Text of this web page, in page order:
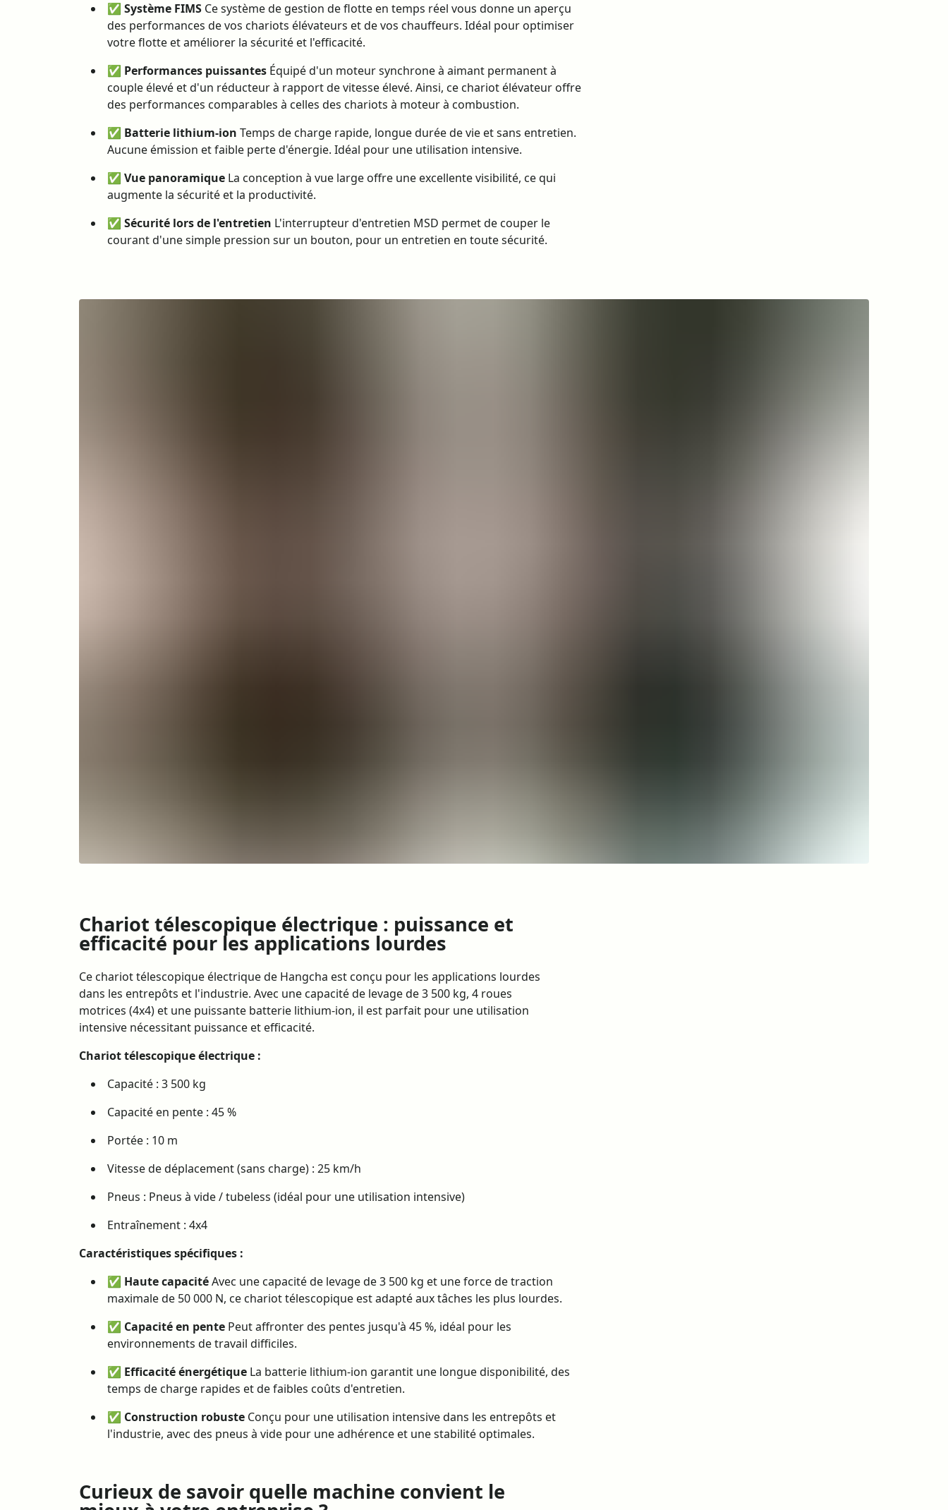
✅ Système FIMSCe système de gestion de flotte en temps réel vous donne un aperçu
des performances de vos chariots élévateurs et de vos chauffeurs. Idéal pour optimiser
votre flotte et améliorer la sécurité et l'efficacité.
✅ Performances puissantesÉquipé d'un moteur synchrone à aimant permanent à
couple élevé et d'un réducteur à rapport de vitesse élevé. Ainsi, ce chariot élévateur offre
des performances comparables à celles des chariots à moteur à combustion.
✅ Batterie lithium-ion Temps de charge rapide, longue durée de vie et sans entretien.
Aucune émission et faible perte d'énergie. Idéal pour une utilisation intensive.
✅ Vue panoramiqueLa conception à vue large offre une excellente visibilité, ce qui
augmente la sécurité et la productivité.
✅ Sécurité lors de l'entretien L'interrupteur d'entretien MSD permet de couper le
courant d'une simple pression sur un bouton, pour un entretien en toute sécurité.
Chariot télescopique électrique : puissance et
efficacité pour les applications lourdes
Ce chariot télescopique électrique de Hangcha est conçu pour les applications lourdes
dans les entrepôts et l'industrie. Avec une capacité de levage de 3 500 kg, 4 roues
motrices (4x4) et une puissante batterie lithium-ion, il est parfait pour une utilisation
intensive nécessitant puissance et efficacité.
Chariot télescopique électrique :
Capacité : 3 500 kg
Capacité en pente : 45 %
Portée : 10 m
Vitesse de déplacement (sans charge) : 25 km/h
Pneus : Pneus à vide / tubeless (idéal pour une utilisation intensive)
Entraînement : 4x4
Caractéristiques spécifiques :
✅ Haute capacitéAvec une capacité de levage de 3 500 kg et une force de traction
maximale de 50 000 N, ce chariot télescopique est adapté aux tâches les plus lourdes.
✅ Capacité en pentePeut affronter des pentes jusqu'à 45 %, idéal pour les
environnements de travail difficiles.
✅ Efficacité énergétiqueLa batterie lithium-ion garantit une longue disponibilité, des
temps de charge rapides et de faibles coûts d'entretien.
✅ Construction robusteConçu pour une utilisation intensive dans les entrepôts et
l'industrie, avec des pneus à vide pour une adhérence et une stabilité optimales.
Curieux de savoir quelle machine convient le